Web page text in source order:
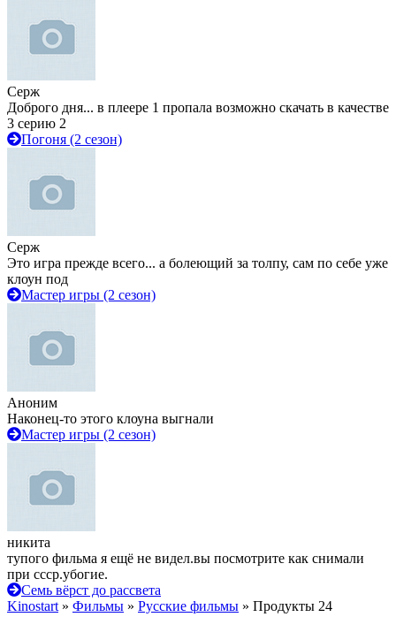
Серж
Доброго дня... в плеере 1 пропала возможно скачать в качестве
3 серию 2
Погоня (2 сезон)
Серж
Это игра прежде всего... а болеющий за толпу, сам по себе уже
клоун под
Мастер игры (2 сезон)
Аноним
Наконец-то этого клоуна выгнали
Мастер игры (2 сезон)
никита
тупого фильма я ещё не видел.вы посмотрите как снимали
при ссср.убогие.
Семь вёрст до рассвета
Kinostart » Фильмы » Русские фильмы » Продукты 24